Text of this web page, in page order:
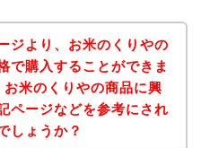
ジより、お米のくりやの
で購入することができま
お米のくりやの商品に興
ページなどを参考にされ
しょうか？